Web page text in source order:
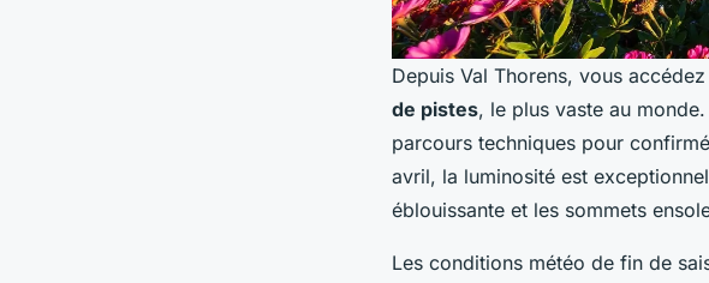
Depuis Val Thorens, vous
de pistes, le plus vaste au
parcours techniques pour
avril, la luminosité est
éblouissante et les sommets
Les conditions météo de fin de